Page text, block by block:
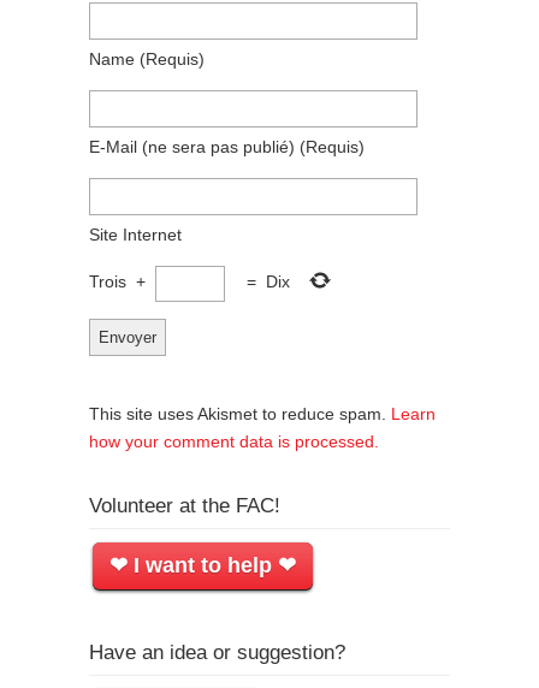
Name (requis)
E-Mail (ne sera pas publié) (requis)
Site Internet
Trois + = Dix
This site uses Akismet to reduce spam. Learn
how your comment data is processed.
Volunteer at the FAC!
❤ I want to help ❤
Have an idea or suggestion?